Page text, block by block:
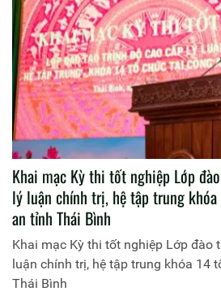
Khai mạc Kỳ thi tốt nghiệp Lớp
lý luận chính trị, hệ tập trung
an tỉnh Thái Bình
Khai mạc Kỳ thi tốt nghiệp Lớp đào
luận chính trị, hệ tập trung khóa 14
Thái Bình